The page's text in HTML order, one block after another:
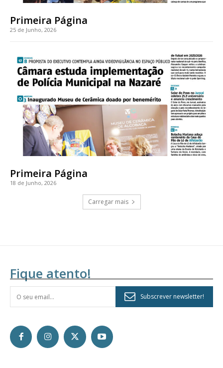
Primeira Página
25 de Junho, 2026
Primeira Página
18 de Junho, 2026
Carregar mais
Fique atento!
Subscrever newsletter!